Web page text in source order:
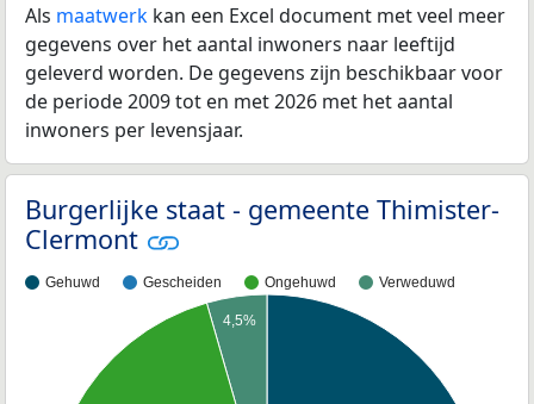
Als maatwerk kan een Excel document met veel meer
gegevens over het aantal inwoners naar leeftijd
geleverd worden. De gegevens zijn beschikbaar voor
de periode 2009 tot en met 2026 met het aantal
inwoners per levensjaar.
Burgerlijke staat - gemeente Thimister-
Clermont
Gehuwd Gescheiden Ongehuwd Verweduwd
4,5%